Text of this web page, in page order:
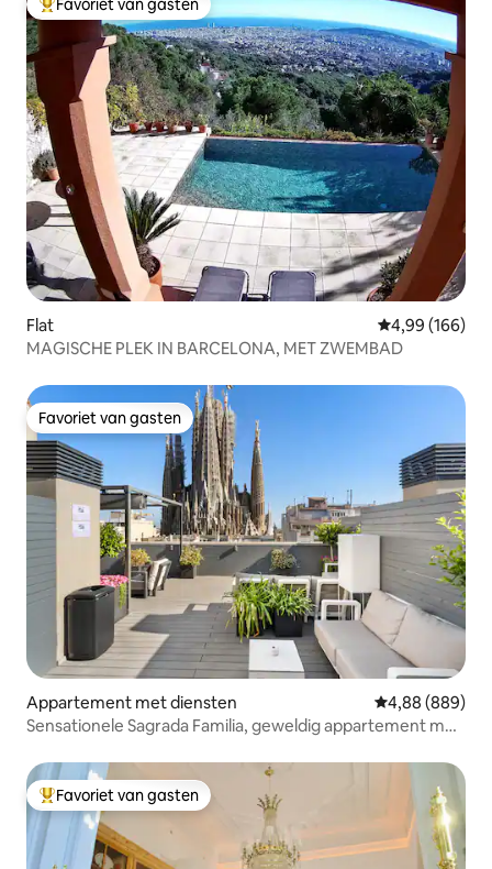
Topfavoriet van gasten
Favoriet van gasten
Flat Gemiddelde
4,99 (166)
MAGISCHE PLEK IN BARCELONA, MET ZWEMBAD
Favoriet van gasten
Favoriet van gasten
Appartement met diensten Gemiddelde
4,88 (889)
Sensationele Sagrada Familia, geweldig appartement met
Topfavoriet van gasten
Favoriet van gasten